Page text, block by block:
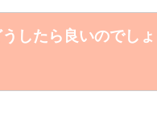
したら良いのでし